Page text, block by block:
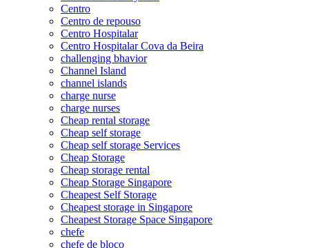
Centro
Centro de repouso
Centro Hospitalar
Centro Hospitalar Cova da Beira
challenging bhavior
Channel Island
channel islands
charge nurse
charge nurses
Cheap rental storage
Cheap self storage
Cheap self storage Services
Cheap Storage
Cheap storage rental
Cheap Storage Singapore
Cheapest Self Storage
Cheapest storage in Singapore
Cheapest Storage Space Singapore
chefe
chefe de bloco